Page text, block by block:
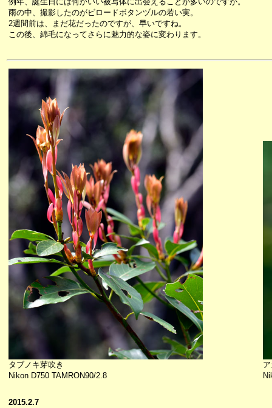
雨の中、撮影したのがビロードボタンヅルの若い実。
2週間前は、まだ花だったのですが、早いですね。
この後、綿毛になってさらに魅力的な姿に変わります。
タブノキ芽吹き
Nikon D750 TAMRON90/2.8
2015.2.7